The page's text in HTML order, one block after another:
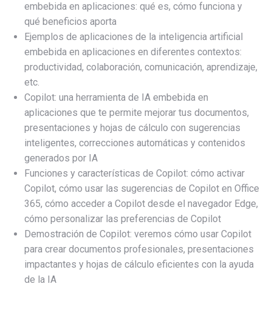
embebida en aplicaciones: qué es, cómo funciona y
qué beneficios aporta
Ejemplos de aplicaciones de la inteligencia artificial
embebida en aplicaciones en diferentes contextos:
productividad, colaboración, comunicación, aprendizaje,
etc.
Copilot: una herramienta de IA embebida en
aplicaciones que te permite mejorar tus documentos,
presentaciones y hojas de cálculo con sugerencias
inteligentes, correcciones automáticas y contenidos
generados por IA
Funciones y características de Copilot: cómo activar
Copilot, cómo usar las sugerencias de Copilot en Office
365, cómo acceder a Copilot desde el navegador Edge,
cómo personalizar las preferencias de Copilot
Demostración de Copilot: veremos cómo usar Copilot
para crear documentos profesionales, presentaciones
impactantes y hojas de cálculo eficientes con la ayuda
de la IA